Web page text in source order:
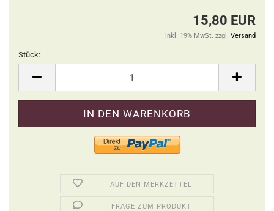
15,80 EUR
inkl. 19% MwSt. zzgl. Versand
Stück:
AUF DEN MERKZETTEL
FRAGE ZUM PRODUKT